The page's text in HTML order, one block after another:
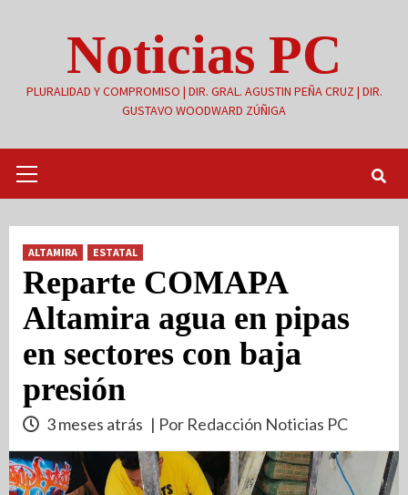
Noticias PC
PLURALIDAD Y COMPROMISO | DIR. GRAL. AGUSTIN PEÑA CRUZ | DIR.
GUSTAVO WOODWARD ZÚÑIGA
primario
ALTAMIRA ESTATAL
Reparte COMAPA
Altamira agua en pipas
en sectores con baja
presión
3 meses atrás | Por Redacción Noticias PC